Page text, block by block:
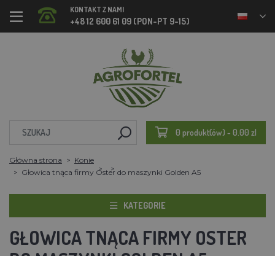
KONTAKT Z NAMI
+48 12 600 61 09 (PON-PT 9-15)
0 produkt(ów) - 0.00 zl
Główna strona
Konie
Głowica tnąca firmy Oster do maszynki Golden A5
KATEGORIE
GŁOWICA TNĄCA FIRMY OSTER